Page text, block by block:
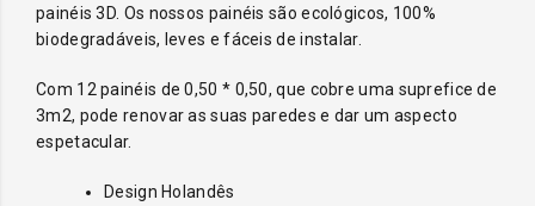
painéis 3D. Os nossos painéis são ecológicos, 100%
biodegradáveis, leves e fáceis de instalar.
Com 12 painéis de 0,50 * 0,50, que cobre uma suprefice de
3m2, pode renovar as suas paredes e dar um aspecto
espetacular.
Design Holandês